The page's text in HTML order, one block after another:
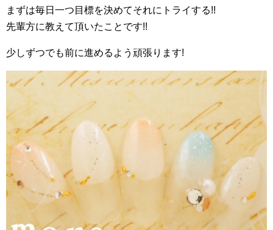
まずは毎日一つ目標を決めてそれにトライする!!
先輩方に教えて頂いたことです!!
少しずつでも前に進めるよう頑張ります!